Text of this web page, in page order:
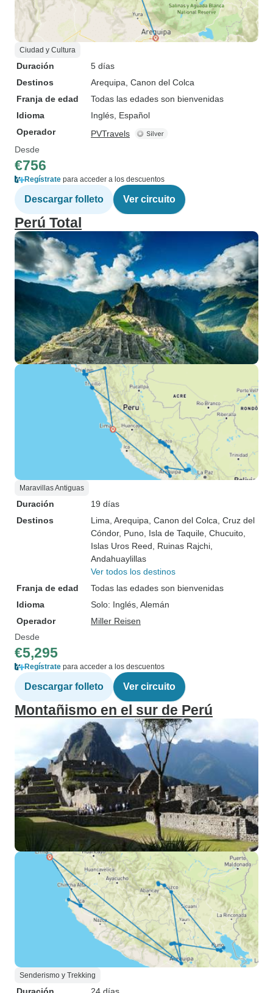
Ciudad y Cultura
Duración
5 días
Destinos
Arequipa , Canon del Colca
Franja de edad
Todas las edades son bienvenidas
Idioma
Inglés, Español
Operador
PVTravels
Desde
€756
Regístrate para acceder a los descuentos
Descargar folleto Ver circuito
Perú Total
Maravillas Antiguas
Duración
19 días
Destinos
Lima , Arequipa , Canon del Colca , Cruz del
Cóndor, Puno , Isla de Taquile , Chucuito
Islas Uros Reed , Ruinas Rajchi
Andahuaylillas
Ver todos los destinos
Franja de edad
Todas las edades son bienvenidas
Idioma
Solo: Inglés, Alemán
Operador
Miller Reisen
Desde
€5,295
Regístrate para acceder a los descuentos
Descargar folleto Ver circuito
Montañismo en el sur de Perú
Senderismo y Trekking